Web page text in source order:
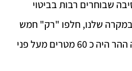
שבוחרים רבות בביטוי
שלנו, חלפו "רק" חמש
שנים. ביום סגירתו גובה ההר היה כ 60 מטרים מעל פני